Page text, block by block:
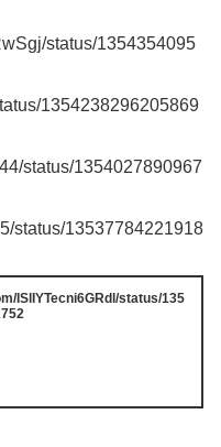
status/1354354095
1354238296205869
status/1354027890967
status/13537784221918
ISlIYTecni6GRdl/status/135